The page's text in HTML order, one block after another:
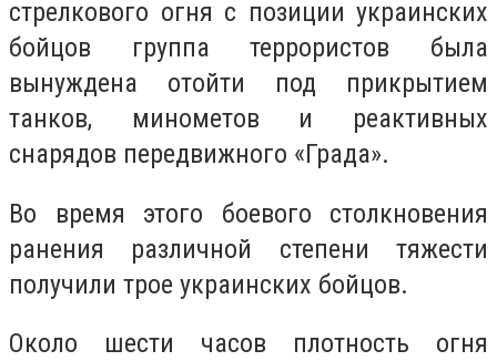
стрелкового огня с позиции украинских
бойцов группа террористов была
вынуждена отойти под прикрытием
танков, минометов и реактивных
снарядов передвижного «Града».
Во время этого боевого столкновения
ранения различной степени тяжести
получили трое украинских бойцов.
Около шести часов плотность огня